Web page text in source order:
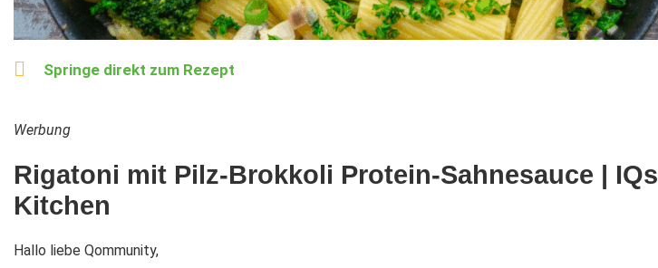
Springe direkt zum Rezept
Werbung
Rigatoni mit Pilz-Brokkoli Protein-Sahnesauce | IQs
Kitchen
Hallo liebe Qommunity,